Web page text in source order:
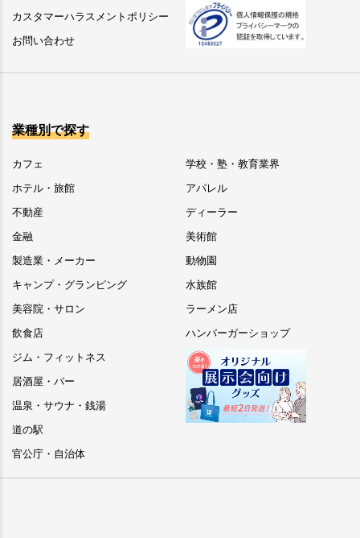
カスタマーハラスメントポリシー
お問い合わせ
業種別で探す
カフェ
ホテル・旅館
不動産
金融
製造業・メーカー
キャンプ・グランピング
美容院・サロン
飲食店
ジム・フィットネス
居酒屋・バー
温泉・サウナ・銭湯
道の駅
官公庁・自治体
学校・塾・教育業界
アパレル
ディーラー
美術館
動物園
水族館
ラーメン店
ハンバーガーショップ